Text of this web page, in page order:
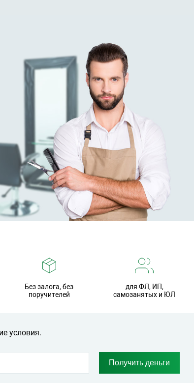
Без залога, без
поручителей
для ФЛ, ИП,
самозанятых и ЮЛ
условия.